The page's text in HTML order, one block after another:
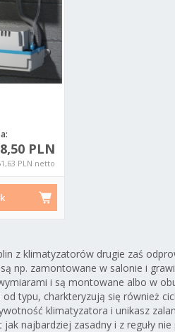
Grohe 22041MS1
zaworek katowy
pod baterie
1/2x1/2 satin
steel
Grohe
zaworek
pod
1/2x1/2
PLN
PLN netto
z klimatyzatorów drugie zaś
np. zamontowane w salonie i
i są montowane albo w
typu, charkteryzują się również
klimatyzatora i unikasz
najbardziej zasadny i z reguły nie